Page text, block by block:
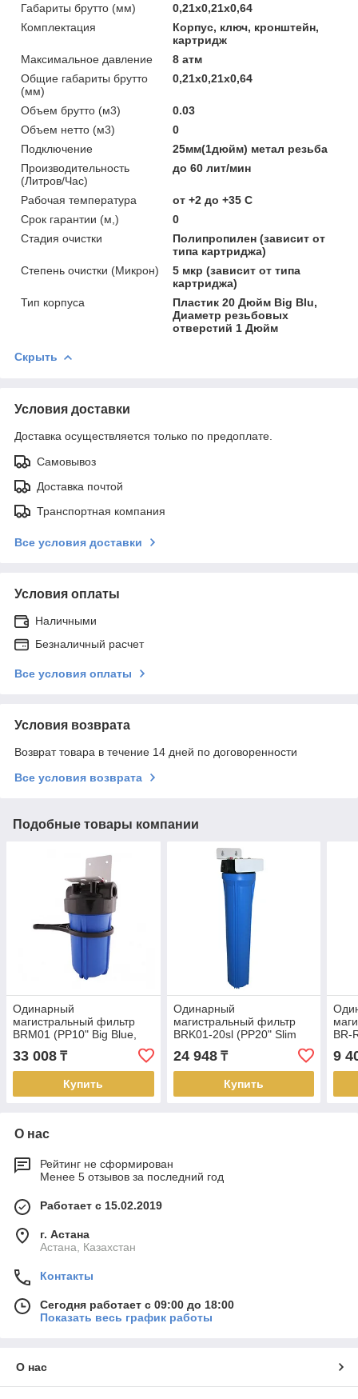
Габариты брутто (мм)
0,21x0,21x0,64
Комплектация
Корпус, ключ, кронштейн,
картридж
Максимальное давление
8 атм
Общие габариты брутто
(мм)
0,21x0,21x0,64
Объем брутто (м3)
0.03
Объем нетто (м3)
0
Подключение
25мм(1дюйм) метал резьба
Производительность
(Литров/Час)
до 60 лит/мин
Рабочая температура
от +2 до +35 С
Срок гарантии (м,)
0
Стадия очистки
Полипропилен (зависит от
типа картриджа)
Степень очистки (Микрон)
5 мкр (зависит от типа
картриджа)
Тип корпуса
Пластик 20 Дюйм Big Blu,
Диаметр резьбовых
отверстий 1 Дюйм
Скрыть
Условия доставки
Доставка осуществляется только по предоплате.
Самовывоз
Доставка почтой
Транспортная компания
Все условия доставки
Условия оплаты
Наличными
Безналичный расчет
Все условия оплаты
Условия возврата
Возврат товара в течение 14 дней по договоренности
Все условия возврата
Подобные товары компании
Одинарный
магистральный фильтр
BRM01 (PP10" Big Blue,
ключ, пласт. резьба 1.0" )
33 008 ₸
Купить
Одинарный
магистральный фильтр
BRK01-20sl (PP20" Slim
Line, ключ, пласт. резьба
1/2" )
24 948₸
Купить
BR-
9
О нас
Рейтинг не сформирован
Менее 5 отзывов за последний год
Работает с 15.02.2019
г. Астана
Астана, Казахстан
Контакты
Сегодня работает с 09:00 до 18:00
Показать весь график работы
О нас